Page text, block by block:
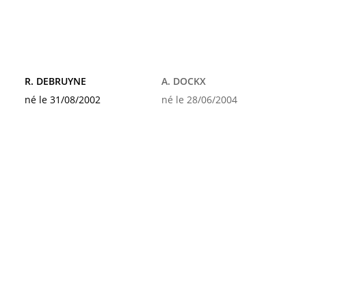
R. DEBRUYNE
né le 31/08/2002
A. DOCKX
né le 28/06/2004